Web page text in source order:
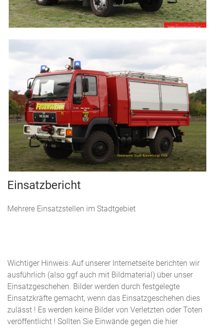
Einsatzbericht
Mehrere Einsatzstellen im Stadtgebiet
Wichtiger Hinweis: Auf unserer Internetseite berichten wir
ausführlich (also ggf auch mit Bildmaterial) über unser
Einsatzgeschehen. Bilder werden durch festgelegte
Einsatzkräfte gemacht, wenn das Einsatzgeschehen dies
zulässt ! Es werden keine Bilder von Verletzten oder Toten
veröffentlicht ! Sollten Sie Einwände gegen die hier